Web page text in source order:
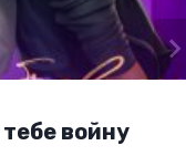
войну